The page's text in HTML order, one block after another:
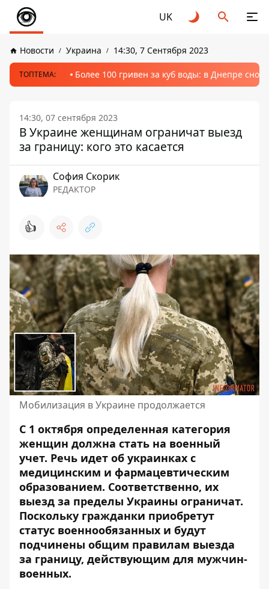
UK
Новости Украина 14:30, 7 Сентября 2023
ТОПТЕМА: Более 100 гривен за куб воды: в Днепре
14:30, 07 сентября 2023
В Украине женщинам ограничат выезд
за границу: кого это касается
София Скорик
РЕДАКТОР
👍
Мобилизация в Украине продолжается
С 1 октября определенная категория
женщин должна стать на военный
учет. Речь идет об украинках с
медицинским и фармацевтическим
образованием. Соответственно, их
выезд за пределы Украины ограничат.
Поскольку гражданки приобретут
статус военнообязанных и будут
подчинены общим правилам выезда
за границу, действующим для мужчин-
военных.